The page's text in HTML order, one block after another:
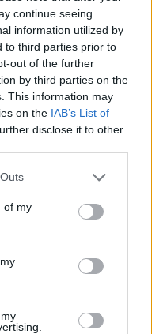
continue seeing
information utilized by
to third parties prior to
out of the further
by third parties on the
This information may
on the IAB’s List of
disclose it to other
of my